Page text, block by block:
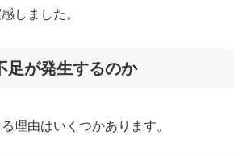
しました。
足が発生するのか
理由はいくつかあります。